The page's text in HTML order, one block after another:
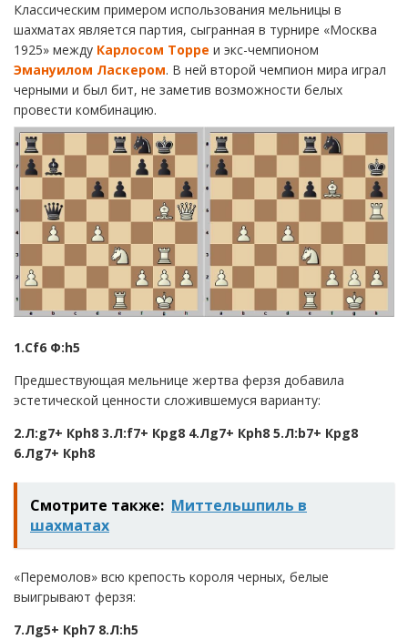
Классическим примером использования мельницы в
шахматах является партия, сыгранная в турнире «Москва
1925» между Карлосом Торре и экс-чемпионом
Эмануилом Ласкером. В ней второй чемпион мира играл
черными и был бит, не заметив возможности белых
провести комбинацию.
1.Сf6 Ф:h5
Предшествующая мельнице жертва ферзя добавила
эстетической ценности сложившемуся варианту:
2.Л:g7+ Крh8 3.Л:f7+ Крg8 4.Лg7+ Крh8 5.Л:b7+ Крg8
6.Лg7+ Крh8
Смотрите также: Миттельшпиль в
шахматах
«Перемолов» всю крепость короля черных, белые
выигрывают ферзя:
7.Лg5+ Крh7 8.Л:h5